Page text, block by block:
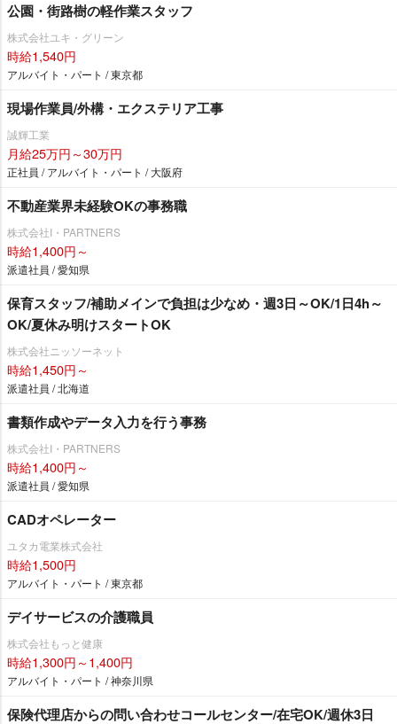
公園・街路樹の軽作業スタッフ
株式会社ユキ・グリーン
時給1,540円
アルバイト・パート / 東京都
現場作業員/外構・エクステリア工事
誠輝工業
月給25万円～30万円
正社員 / アルバイト・パート / 大阪府
不動産業界未経験OKの事務職
株式会社I・PARTNERS
時給1,400円～
派遣社員 / 愛知県
保育スタッフ/補助メインで負担は少なめ・週3日～OK/1日4h～
OK/夏休み明けスタートOK
株式会社ニッソーネット
時給1,450円～
派遣社員 / 北海道
書類作成やデータ入力を行う事務
株式会社I・PARTNERS
時給1,400円～
派遣社員 / 愛知県
CADオペレーター
ユタカ電業株式会社
時給1,500円
アルバイト・パート / 東京都
デイサービスの介護職員
株式会社もっと健康
時給1,300円～1,400円
アルバイト・パート / 神奈川県
保険代理店からの問い合わせコールセンター/在宅OK/週休3日